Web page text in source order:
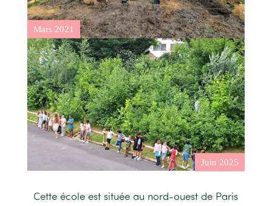
Cette école est située au nord-ouest de Paris